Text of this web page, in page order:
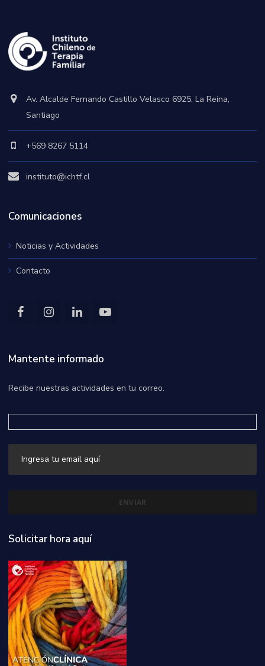
Av. Alcalde Fernando Castillo Velasco 6925, La Reina,
Santiago
+569 8267 5114
instituto@ichtf.cl
Comunicaciones
Noticias y Actividades
Contacto
Mantente informado
Recibe nuestras actividades en tu correo.
Solicitar hora aquí